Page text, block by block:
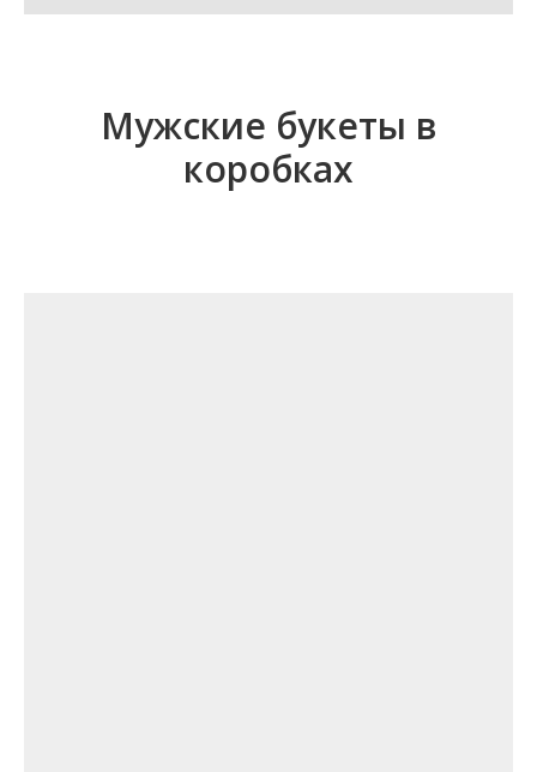
Мужские букеты в
коробках